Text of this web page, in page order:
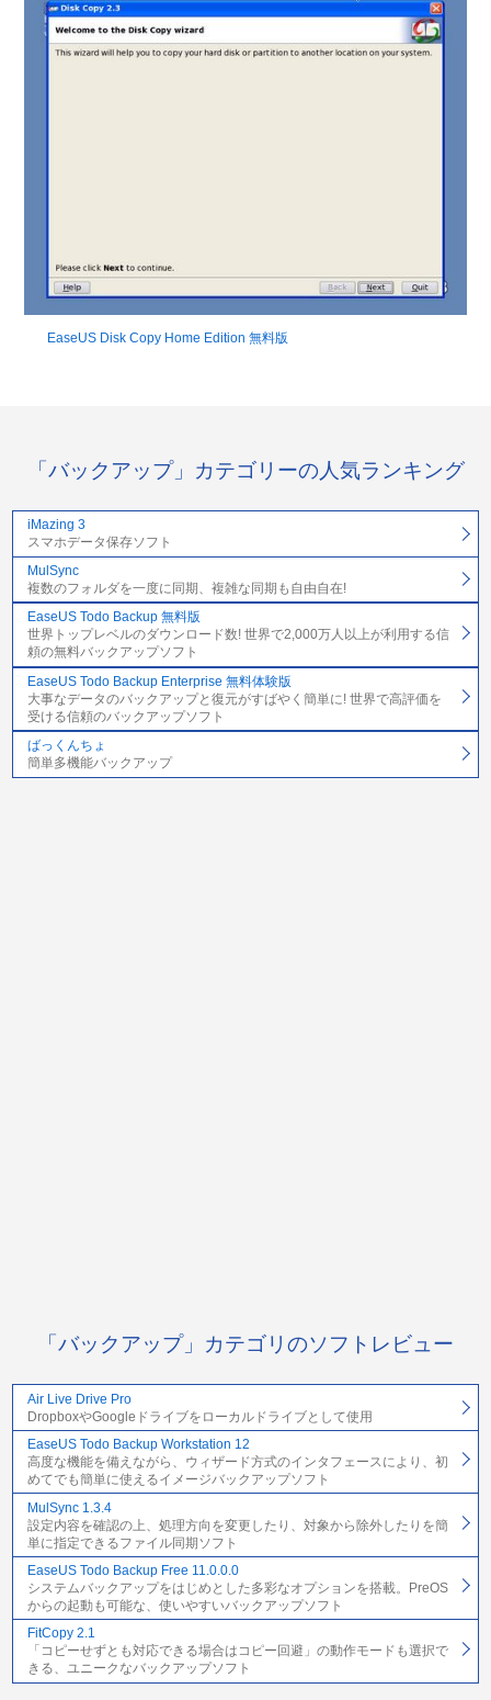
EaseUS Disk Copy Home Edition 無料版
「バックアップ」カテゴリーの人気ランキング
iMazing 3
スマホデータ保存ソフト
MulSync
複数のフォルダを一度に同期、複雑な同期も自由自在!
EaseUS Todo Backup 無料版
世界トップレベルのダウンロード数! 世界で2,000万人以上が利用する信
頼の無料バックアップソフト
EaseUS Todo Backup Enterprise 無料体験版
大事なデータのバックアップと復元がすばやく簡単に! 世界で高評価を
受ける信頼のバックアップソフト
ばっくんちょ
簡単多機能バックアップ
「バックアップ」カテゴリのソフトレビュー
Air Live Drive Pro
DropboxやGoogleドライブをローカルドライブとして使用
EaseUS Todo Backup Workstation 12
高度な機能を備えながら、ウィザード方式のインタフェースにより、初
めてでも簡単に使えるイメージバックアップソフト
MulSync 1.3.4
設定内容を確認の上、処理方向を変更したり、対象から除外したりを簡
単に指定できるファイル同期ソフト
EaseUS Todo Backup Free 11.0.0.0
システムバックアップをはじめとした多彩なオプションを搭載。PreOS
からの起動も可能な、使いやすいバックアップソフト
FitCopy 2.1
「コピーせずとも対応できる場合はコピー回避」の動作モードも選択で
きる、ユニークなバックアップソフト